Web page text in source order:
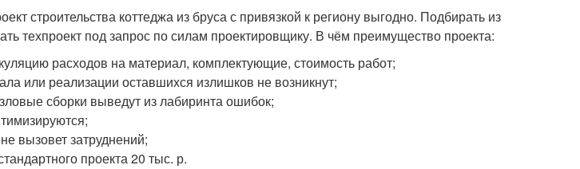
строительства коттеджа из бруса с привязкой к региону выгодно. Подбирать из
техпроект под запрос по силам проектировщику. В чём преимущество проекта:
расходов на материал, комплектующие, стоимость работ;
или реализации оставшихся излишков не возникнут;
сборки выведут из лабиринта ошибок;
вызовет затруднений;
проекта 20 тыс. р.